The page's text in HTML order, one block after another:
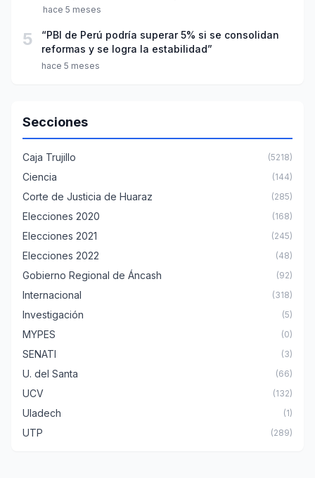
hace 5 meses
5
“PBI de Perú podría superar 5% si se consolidan
reformas y se logra la estabilidad”
hace 5 meses
Secciones
Caja Trujillo (5218)
Ciencia (144)
Corte de Justicia de Huaraz (285)
Elecciones 2020 (168)
Elecciones 2021 (245)
Elecciones 2022 (48)
Gobierno Regional de Áncash (92)
Internacional (318)
Investigación (5)
MYPES (0)
SENATI (3)
U. del Santa (66)
UCV (132)
Uladech (1)
UTP (289)